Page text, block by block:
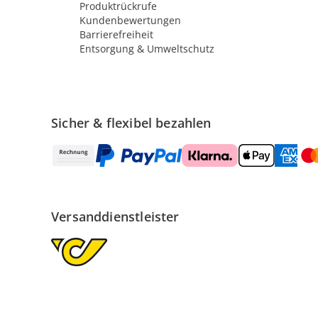
Produktrückrufe
Kundenbewertungen
Barrierefreiheit
Entsorgung & Umweltschutz
Sicher & flexibel bezahlen
Versanddienstleister